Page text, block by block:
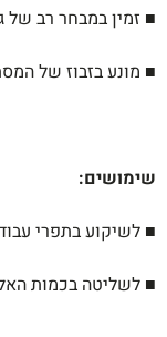
■ זמין במבחר רב של
■ מונע בזבוז של
שימושים:
■ לשיקוע בתפרי
■ לשליטה בכמות